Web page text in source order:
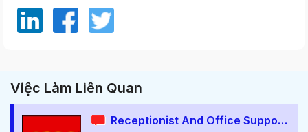
Việc Làm Liên Quan
Receptionist And Office Support